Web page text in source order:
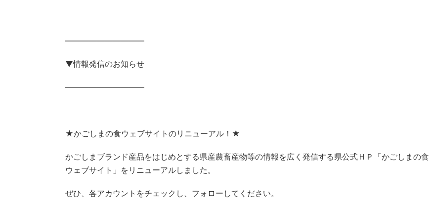
——————————
▼情報発信のお知らせ
——————————
★かごしまの食ウェブサイトのリニューアル！★
かごしまブランド産品をはじめとする県産農畜産物等の情報を広く発信する県公式ＨＰ「かごしまの食
ウェブサイト」をリニューアルしました。
ぜひ、各アカウントをチェックし、フォローしてください。